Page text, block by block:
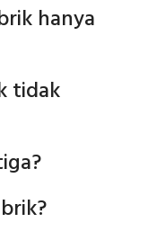
hanya
tidak